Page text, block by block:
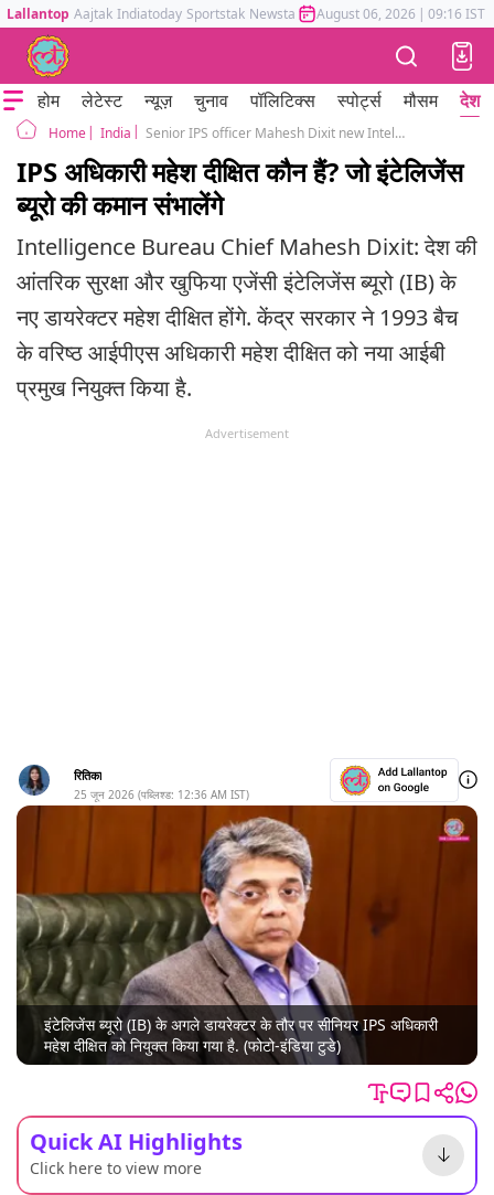
Lallantop Aajtak Indiatoday Sportstak Newstak Mumbai Tak Astrotak
August 06, 2026 | 09:16 IST
होम लेटेस्ट न्यूज़ चुनाव पॉलिटिक्स स्पोर्ट्स मौसम देश
Home India Senior IPS officer Mahesh Dixit new Intelligence Bureau Chief
IPS अधिकारी महेश दीक्षित कौन हैं? जो इंटेलिजेंस
ब्यूरो की कमान संभालेंगे
Intelligence Bureau Chief Mahesh Dixit: देश की
आंतरिक सुरक्षा और खुफिया एजेंसी इंटेलिजेंस ब्यूरो (IB) के
नए डायरेक्टर महेश दीक्षित होंगे. केंद्र सरकार ने 1993 बैच
के वरिष्ठ आईपीएस अधिकारी महेश दीक्षित को नया आईबी
प्रमुख नियुक्त किया है.
Advertisement
रितिका
25 जून 2026 (पब्लिश्ड: 12:36 AM IST)
इंटेलिजेंस ब्यूरो (IB) के अगले डायरेक्टर के तौर पर सीनियर IPS अधिकारी
महेश दीक्षित को नियुक्त किया गया है. (फोटो-इंडिया टुडे)
Quick AI Highlights
Click here to view more